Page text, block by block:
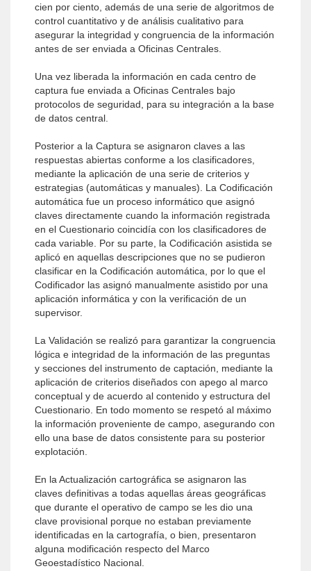
cien por ciento, además de una serie de algoritmos de
control cuantitativo y de análisis cualitativo para
asegurar la integridad y congruencia de la información
antes de ser enviada a Oficinas Centrales.
Una vez liberada la información en cada centro de
captura fue enviada a Oficinas Centrales bajo
protocolos de seguridad, para su integración a la base
de datos central.
Posterior a la Captura se asignaron claves a las
respuestas abiertas conforme a los clasificadores,
mediante la aplicación de una serie de criterios y
estrategias (automáticas y manuales). La Codificación
automática fue un proceso informático que asignó
claves directamente cuando la información registrada
en el Cuestionario coincidía con los clasificadores de
cada variable. Por su parte, la Codificación asistida se
aplicó en aquellas descripciones que no se pudieron
clasificar en la Codificación automática, por lo que el
Codificador las asignó manualmente asistido por una
aplicación informática y con la verificación de un
supervisor.
La Validación se realizó para garantizar la congruencia
lógica e integridad de la información de las preguntas
y secciones del instrumento de captación, mediante la
aplicación de criterios diseñados con apego al marco
conceptual y de acuerdo al contenido y estructura del
Cuestionario. En todo momento se respetó al máximo
la información proveniente de campo, asegurando con
ello una base de datos consistente para su posterior
explotación.
En la Actualización cartográfica se asignaron las
claves definitivas a todas aquellas áreas geográficas
que durante el operativo de campo se les dio una
clave provisional porque no estaban previamente
identificadas en la cartografía, o bien, presentaron
alguna modificación respecto del Marco
Geoestadístico Nacional.